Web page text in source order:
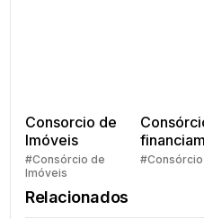
Consorcio de
Imóveis
#Consórcio de
Imóveis
Quem
#Consórcio
Relacionados